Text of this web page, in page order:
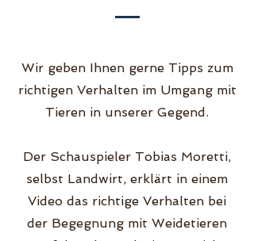
Wir geben Ihnen gerne Tipps zum
richtigen Verhalten im Umgang mit
Tieren in unserer Gegend.
Der Schauspieler Tobias Moretti,
selbst Landwirt, erklärt in einem
Video das richtige Verhalten bei
der Begegnung mit Weidetieren